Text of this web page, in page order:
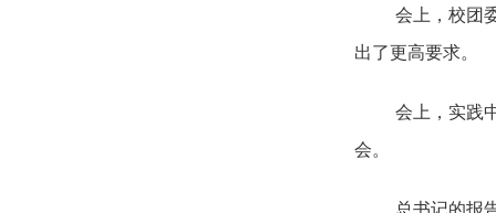
会上，校团
出了更高要求。
会上，实践
会。